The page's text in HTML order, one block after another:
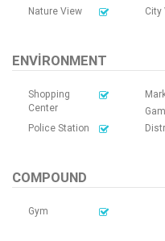
Nature View City
ENVIRONMENT
Shopping
Center
Police Station
COMPOUND
Gym